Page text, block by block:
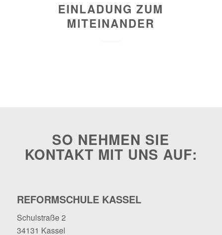
EINLADUNG ZUM
MITEINANDER
SO NEHMEN SIE
KONTAKT MIT UNS AUF:
REFORMSCHULE KASSEL
Schulstraße 2
34131 Kassel